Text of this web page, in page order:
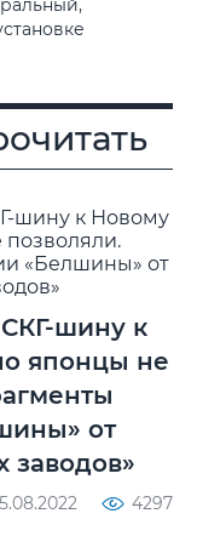
СКГ-шину к
японцы не
от
заводов»
4297